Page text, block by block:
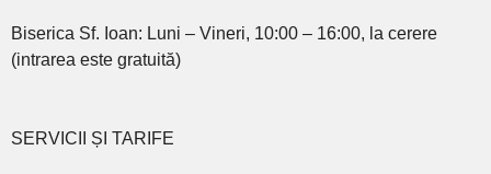
Biserica Sf. Ioan: Luni – Vineri, 10:00 – 16:00, la cerere
(intrarea este gratuită)
SERVICII ȘI TARIFE